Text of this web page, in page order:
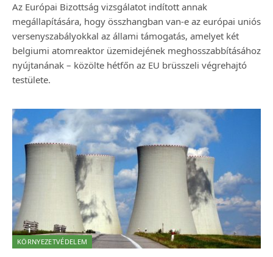
Az Európai Bizottság vizsgálatot indított annak
megállapítására, hogy összhangban van-e az európai uniós
versenyszabályokkal az állami támogatás, amelyet két
belgiumi atomreaktor üzemidejének meghosszabbításához
nyújtanának – közölte hétfőn az EU brüsszeli végrehajtó
testülete.
KÖRNYEZETVÉDELEM